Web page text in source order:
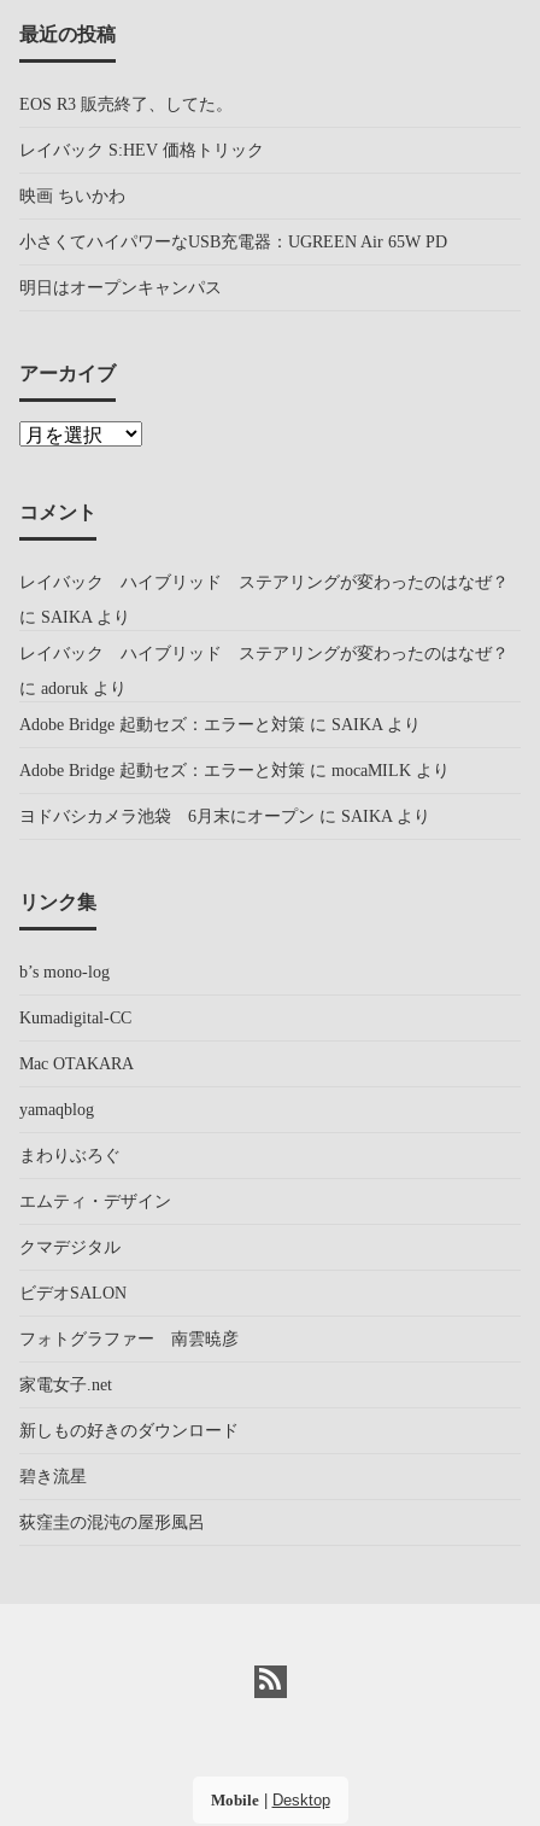
最近の投稿
EOS R3 販売終了、してた。
レイバック S:HEV 価格トリック
映画 ちいかわ
小さくてハイパワーなUSB充電器：UGREEN Air 65W PD
明日はオープンキャンパス
アーカイブ
コメント
レイバック ハイブリッド ステアリングが変わったのはなぜ？
に SAIKA より
レイバック ハイブリッド ステアリングが変わったのはなぜ？
に adoruk より
Adobe Bridge 起動セズ：エラーと対策 に SAIKA より
Adobe Bridge 起動セズ：エラーと対策 に mocaMILK より
ヨドバシカメラ池袋 6月末にオープン に SAIKA より
リンク集
b’s mono-log
Kumadigital-CC
Mac OTAKARA
yamaqblog
まわりぶろぐ
エムティ・デザイン
クマデジタル
ビデオSALON
フォトグラファー 南雲暁彦
家電女子.net
新しもの好きのダウンロード
碧き流星
荻窪圭の混沌の屋形風呂
Mobile| Desktop